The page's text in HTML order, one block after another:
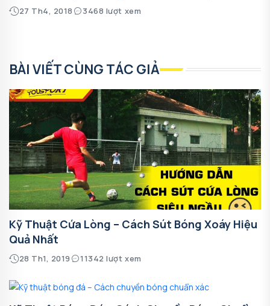
27 Th4, 2018 3468 lượt xem
BÀI VIẾT CÙNG TÁC GIẢ
Kỹ Thuật Cứa Lòng – Cách Sút Bóng Xoáy Hiệu
Quả Nhất
28 Th1, 2019 11342 lượt xem